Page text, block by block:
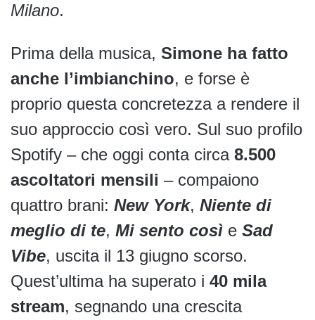
Milano.
Prima della musica, Simone ha fatto
anche l’imbianchino, e forse è
proprio questa concretezza a rendere il
suo approccio così vero. Sul suo profilo
Spotify – che oggi conta circa 8.500
ascoltatori mensili – compaiono
quattro brani: New York, Niente di
meglio di te, Mi sento così e Sad
Vibe, uscita il 13 giugno scorso.
Quest’ultima ha superato i 40 mila
stream, segnando una crescita